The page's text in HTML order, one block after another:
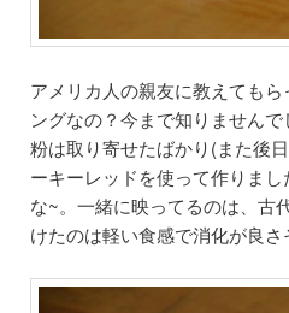
アメリカ人の親友に教えても
ングなの？今まで知りません
粉は取り寄せたばかり(また後
ーキーレッドを使って作りま
な~。一緒に映ってるのは、古
けたのは軽い食感で消化が良さ